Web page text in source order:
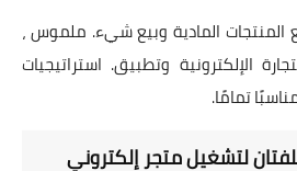
المنتجات المادية وبيع شيء. ملموس ،
الإلكترونية وتطبيق. استراتيجيات
تمامًا.
لتشغيل متجر إلكتروني